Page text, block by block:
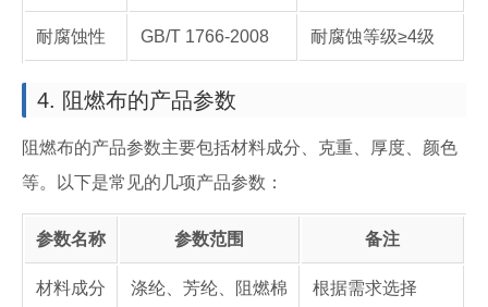
耐腐蚀性 GB/T 1766-2008 耐腐蚀等级≥4级
4. 阻燃布的产品参数
阻燃布的产品参数主要包括材料成分、克重、厚度、颜色
等。以下是常见的几项产品参数：
参数名称 参数范围 备注
材料成分 涤纶、芳纶、阻燃棉 根据需求选择